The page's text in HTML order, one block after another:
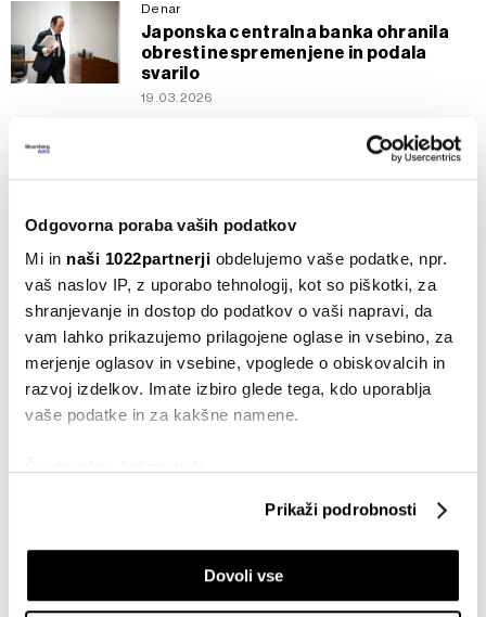
Odgovorna poraba vaših podatkov
Mi in naši 1022partnerji obdelujemo vaše podatke, npr.
vaš naslov IP, z uporabo tehnologij, kot so piškotki, za
shranjevanje in dostop do podatkov o vaši napravi, da
vam lahko prikazujemo prilagojene oglase in vsebino, za
merjenje oglasov in vsebine, vpoglede o obiskovalcih in
razvoj izdelkov. Imate izbiro glede tega, kdo uporablja
vaše podatke in za kakšne namene.
Identificirati napravo z aktivnim preverjanjem
lastnosti (odčitavanje prstnih odtisov)
Poglejte si še, kako se obdelujejo vaši osebni podatki in
Prikaži podrobnosti
Dovoli vse
Denar
Japonska centralna banka ohranila
obresti nespremenjene in podala
svarilo
19.03.2026
02.03.2026
Denar
Se bo Bank of England vrnila k
zniževanju obrestnih mer?
18.12.2025
Svet
Preobrat na ameriških borzah: je "kriv"
Jackson Holu
24.08.2025